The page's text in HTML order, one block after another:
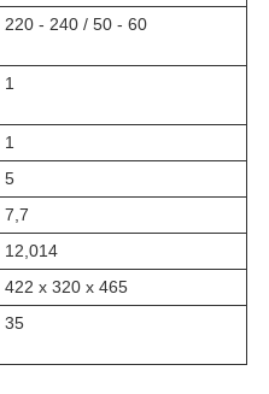
220 - 240 / 50 - 60
1
1
5
7,7
12,014
422 x 320 x 465
35